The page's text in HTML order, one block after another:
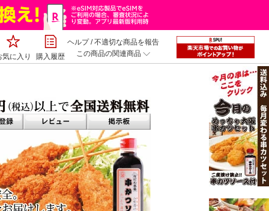
気に入り 購入履歴
ヘルプ/不適切な商品を報告
この商品の関連商品